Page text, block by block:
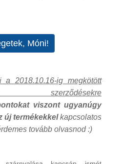
Móni!
2018.10.16-ig megkötött
szerződésekre
viszont ugyanúgy
új termékekkelkapcsolatos
tovább olvasnod :)